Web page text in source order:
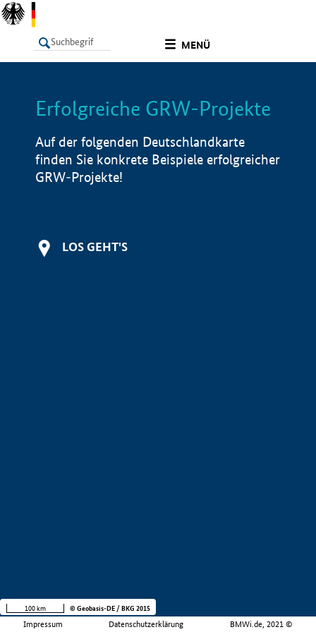
MENÜ
LISTE Info
Erfolgreiche GRW-Projekte
Auf der folgenden Deutschlandkarte
finden Sie konkrete Beispiele erfolgreicher
GRW-Projekte!
LOS GEHT'S
Impressum Datenschutzerklärung BMWi.de, 2021 ©
100 km © Geobasis-DE / BKG 2015